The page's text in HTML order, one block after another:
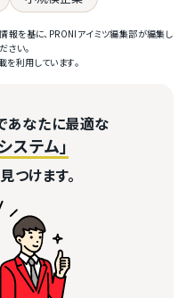
を基に、PRONIアイミツ編集部が編集し
さい。
利用しています。
あなたに最適な
ステム」
つけます。